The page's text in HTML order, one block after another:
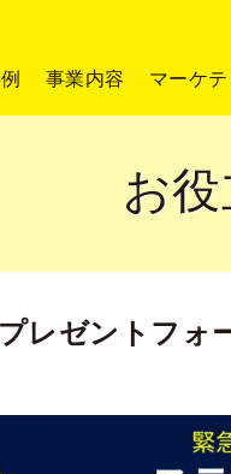
事業内容 マーケ
お
レゼントフォ